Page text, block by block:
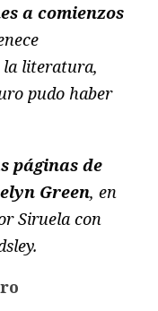
a comienzos
la literatura,
pudo haber
páginas de
Green, en
Siruela con